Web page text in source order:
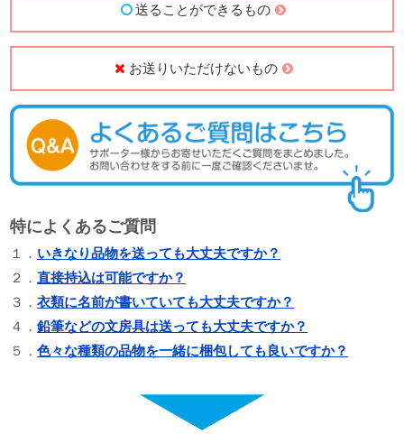
送ることができるもの
お送りいただけないもの
特によくあるご質問
１． いきなり品物を送っても大丈夫ですか？
２．直接持込は可能ですか？
３．衣類に名前が書いていても大丈夫ですか？
４．鉛筆などの文房具は送っても大丈夫ですか？
５．色々な種類の品物を一緒に梱包しても良いですか？